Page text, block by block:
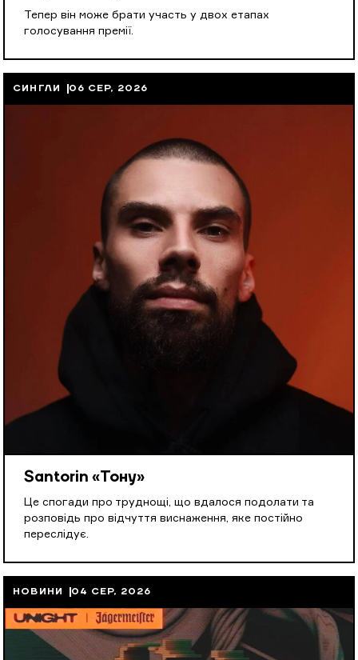
Тепер він може брати участь у двох етапах
голосування премії.
СИНГЛИ 06 СЕР, 2026
Santorin «Тону»
Це спогади про труднощі, що вдалося подолати та
розповідь про відчуття виснаження, яке постійно
переслідує.
НОВИНИ 04 СЕР, 2026